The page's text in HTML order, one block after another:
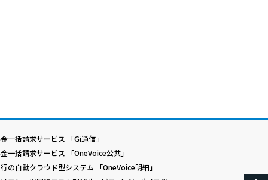
一括請求サービス 「Gi通信」
一括請求サービス 「OneVoice公共」
の自動クラウド型システム 「OneVoice明細」